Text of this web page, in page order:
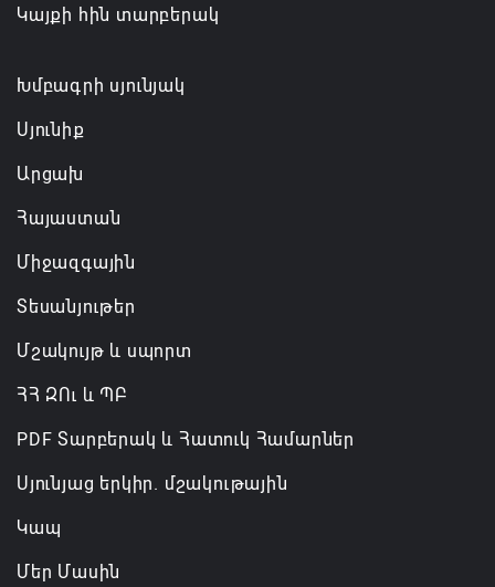
06.08.2026 14:18
Անդրանիկ Սիմոնյանը վերանշանակվել է ԱԱԾ
ազատվել է պաշտոնից
06.08.2026 14:16
նախարարությունների անվանումները
06.08.2026 12:45
Կայքի հին տարբերակ
Խմբագրի սյունյակ
Սյունիք
Արցախ
Հայաստան
Միջազգային
Տեսանյութեր
Մշակույթ և սպորտ
ՀՀ ԶՈւ և ՊԲ
PDF Տարբերակ և Հատուկ Համարներ
Սյունյաց երկիր. մշակութային
Կապ
Մեր Մասին